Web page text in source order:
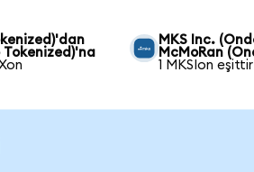
Tokenized)'na
MKS Inc.
McMoRan
1 MKSIon